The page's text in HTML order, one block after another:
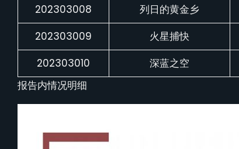
202303008
列日的黄金乡
202303009
火星捕快
202303010
深蓝之空
报告内情况明细